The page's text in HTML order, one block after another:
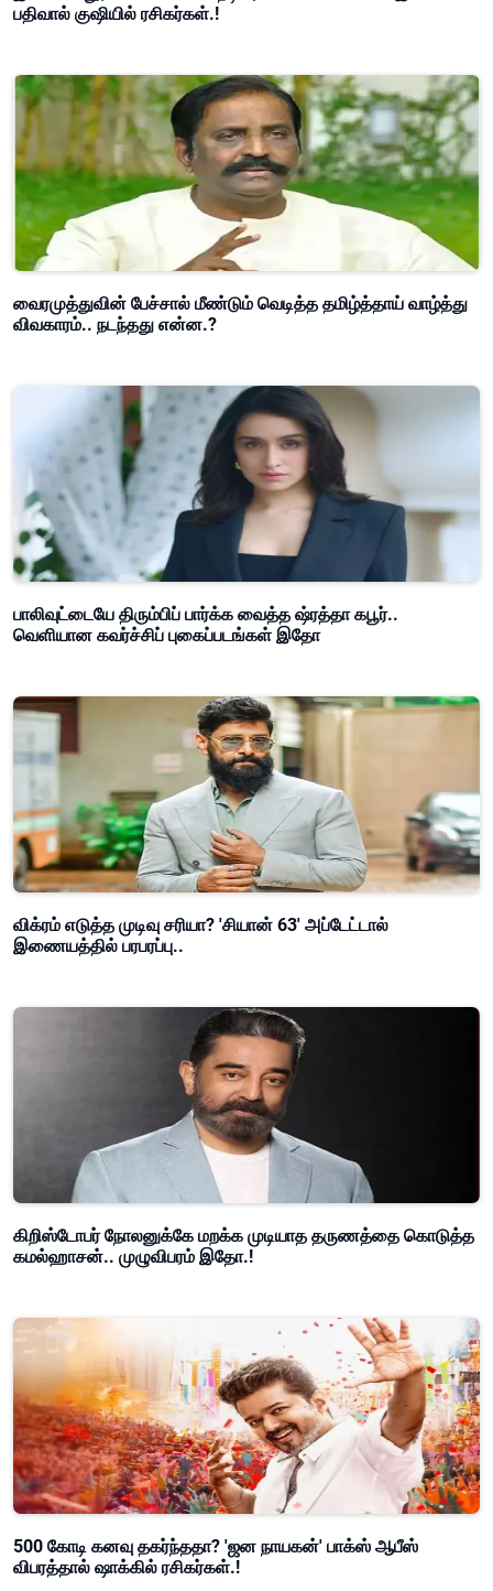
பதிவால் குஷியில் ரசிகர்கள்.!
வைரமுத்துவின் பேச்சால் மீண்டும் வெடித்த தமிழ்த்தாய் வாழ்த்து
விவகாரம்.. நடந்தது என்ன.?
பாலிவுட்டையே திரும்பிப் பார்க்க வைத்த ஷ்ரத்தா கபூர்..
வெளியான கவர்ச்சிப் புகைப்படங்கள் இதோ
விக்ரம் எடுத்த முடிவு சரியா? 'சியான் 63' அப்டேட்டால்
இணையத்தில் பரபரப்பு..
கிறிஸ்டோபர் நோலனுக்கே மறக்க முடியாத தருணத்தை கொடுத்த
கமல்ஹாசன்.. முழுவிபரம் இதோ.!
500 கோடி கனவு தகர்ந்ததா? 'ஜன நாயகன்' பாக்ஸ் ஆபீஸ்
விபரத்தால் ஷாக்கில் ரசிகர்கள்.!